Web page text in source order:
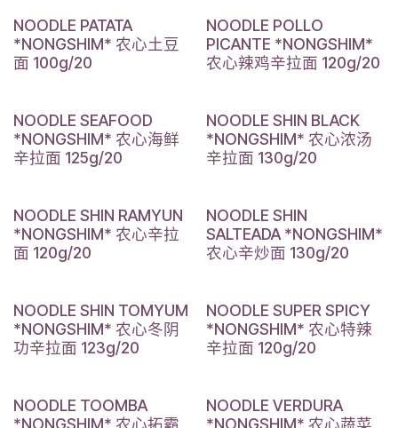
NOODLE PATATA
*NONGSHIM* 农心土豆
面 100g/20
NOODLE POLLO
PICANTE *NONGSHIM*
农心辣鸡辛拉面 120g/20
NOODLE SEAFOOD
*NONGSHIM* 农心海鲜
辛拉面 125g/20
NOODLE SHIN BLACK
*NONGSHIM* 农心浓汤
辛拉面 130g/20
NOODLE SHIN RAMYUN
*NONGSHIM* 农心辛拉
面 120g/20
NOODLE SHIN
SALTEADA *NONGSHIM*
农心辛炒面 130g/20
NOODLE SHIN TOMYUM
*NONGSHIM* 农心冬阴
功辛拉面 123g/20
NOODLE SUPER SPICY
*NONGSHIM* 农心特辣
辛拉面 120g/20
NOODLE TOOMBA
NOODLE VERDURA